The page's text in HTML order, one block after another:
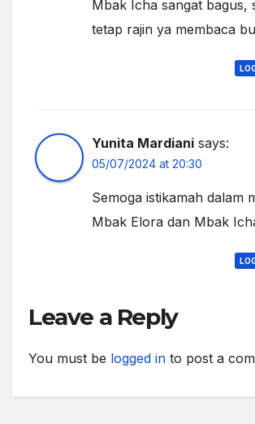
Mbak Icha sangat bagus,
tetap rajin ya membaca
Yunita Mardiani says:
05/07/2024 at 20:30
Semoga istikamah dalam
Mbak Elora dan Mbak
Leave a Reply
You must be logged in to post a